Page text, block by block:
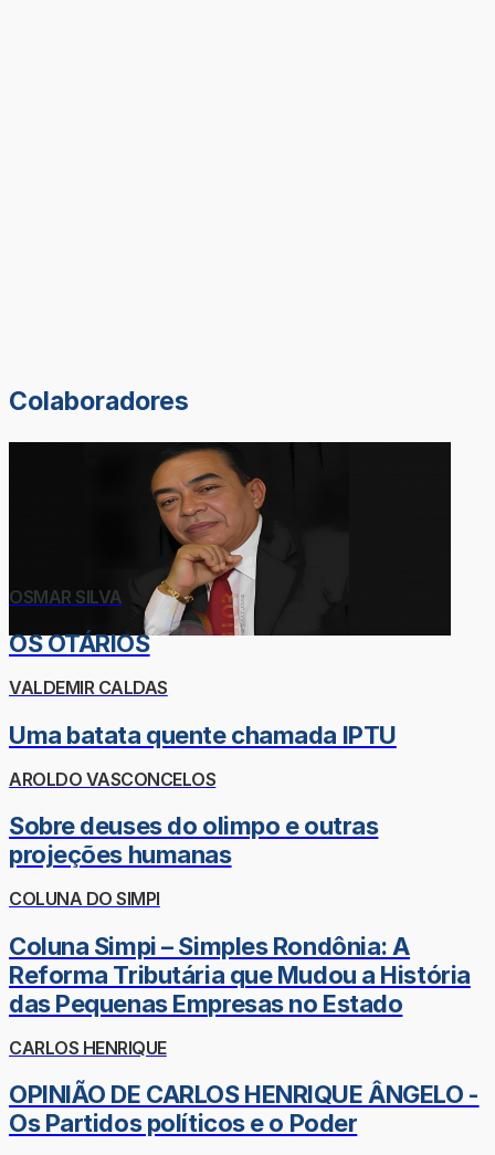
Colaboradores
OSMAR SILVA
OS OTÁRIOS
VALDEMIR CALDAS
Uma batata quente chamada IPTU
AROLDO VASCONCELOS
Sobre deuses do olimpo e outras
projeções humanas
COLUNA DO SIMPI
Coluna Simpi – Simples Rondônia: A
Reforma Tributária que Mudou a História
das Pequenas Empresas no Estado
CARLOS HENRIQUE
OPINIÃO DE CARLOS HENRIQUE ÂNGELO -
Os Partidos políticos e o Poder